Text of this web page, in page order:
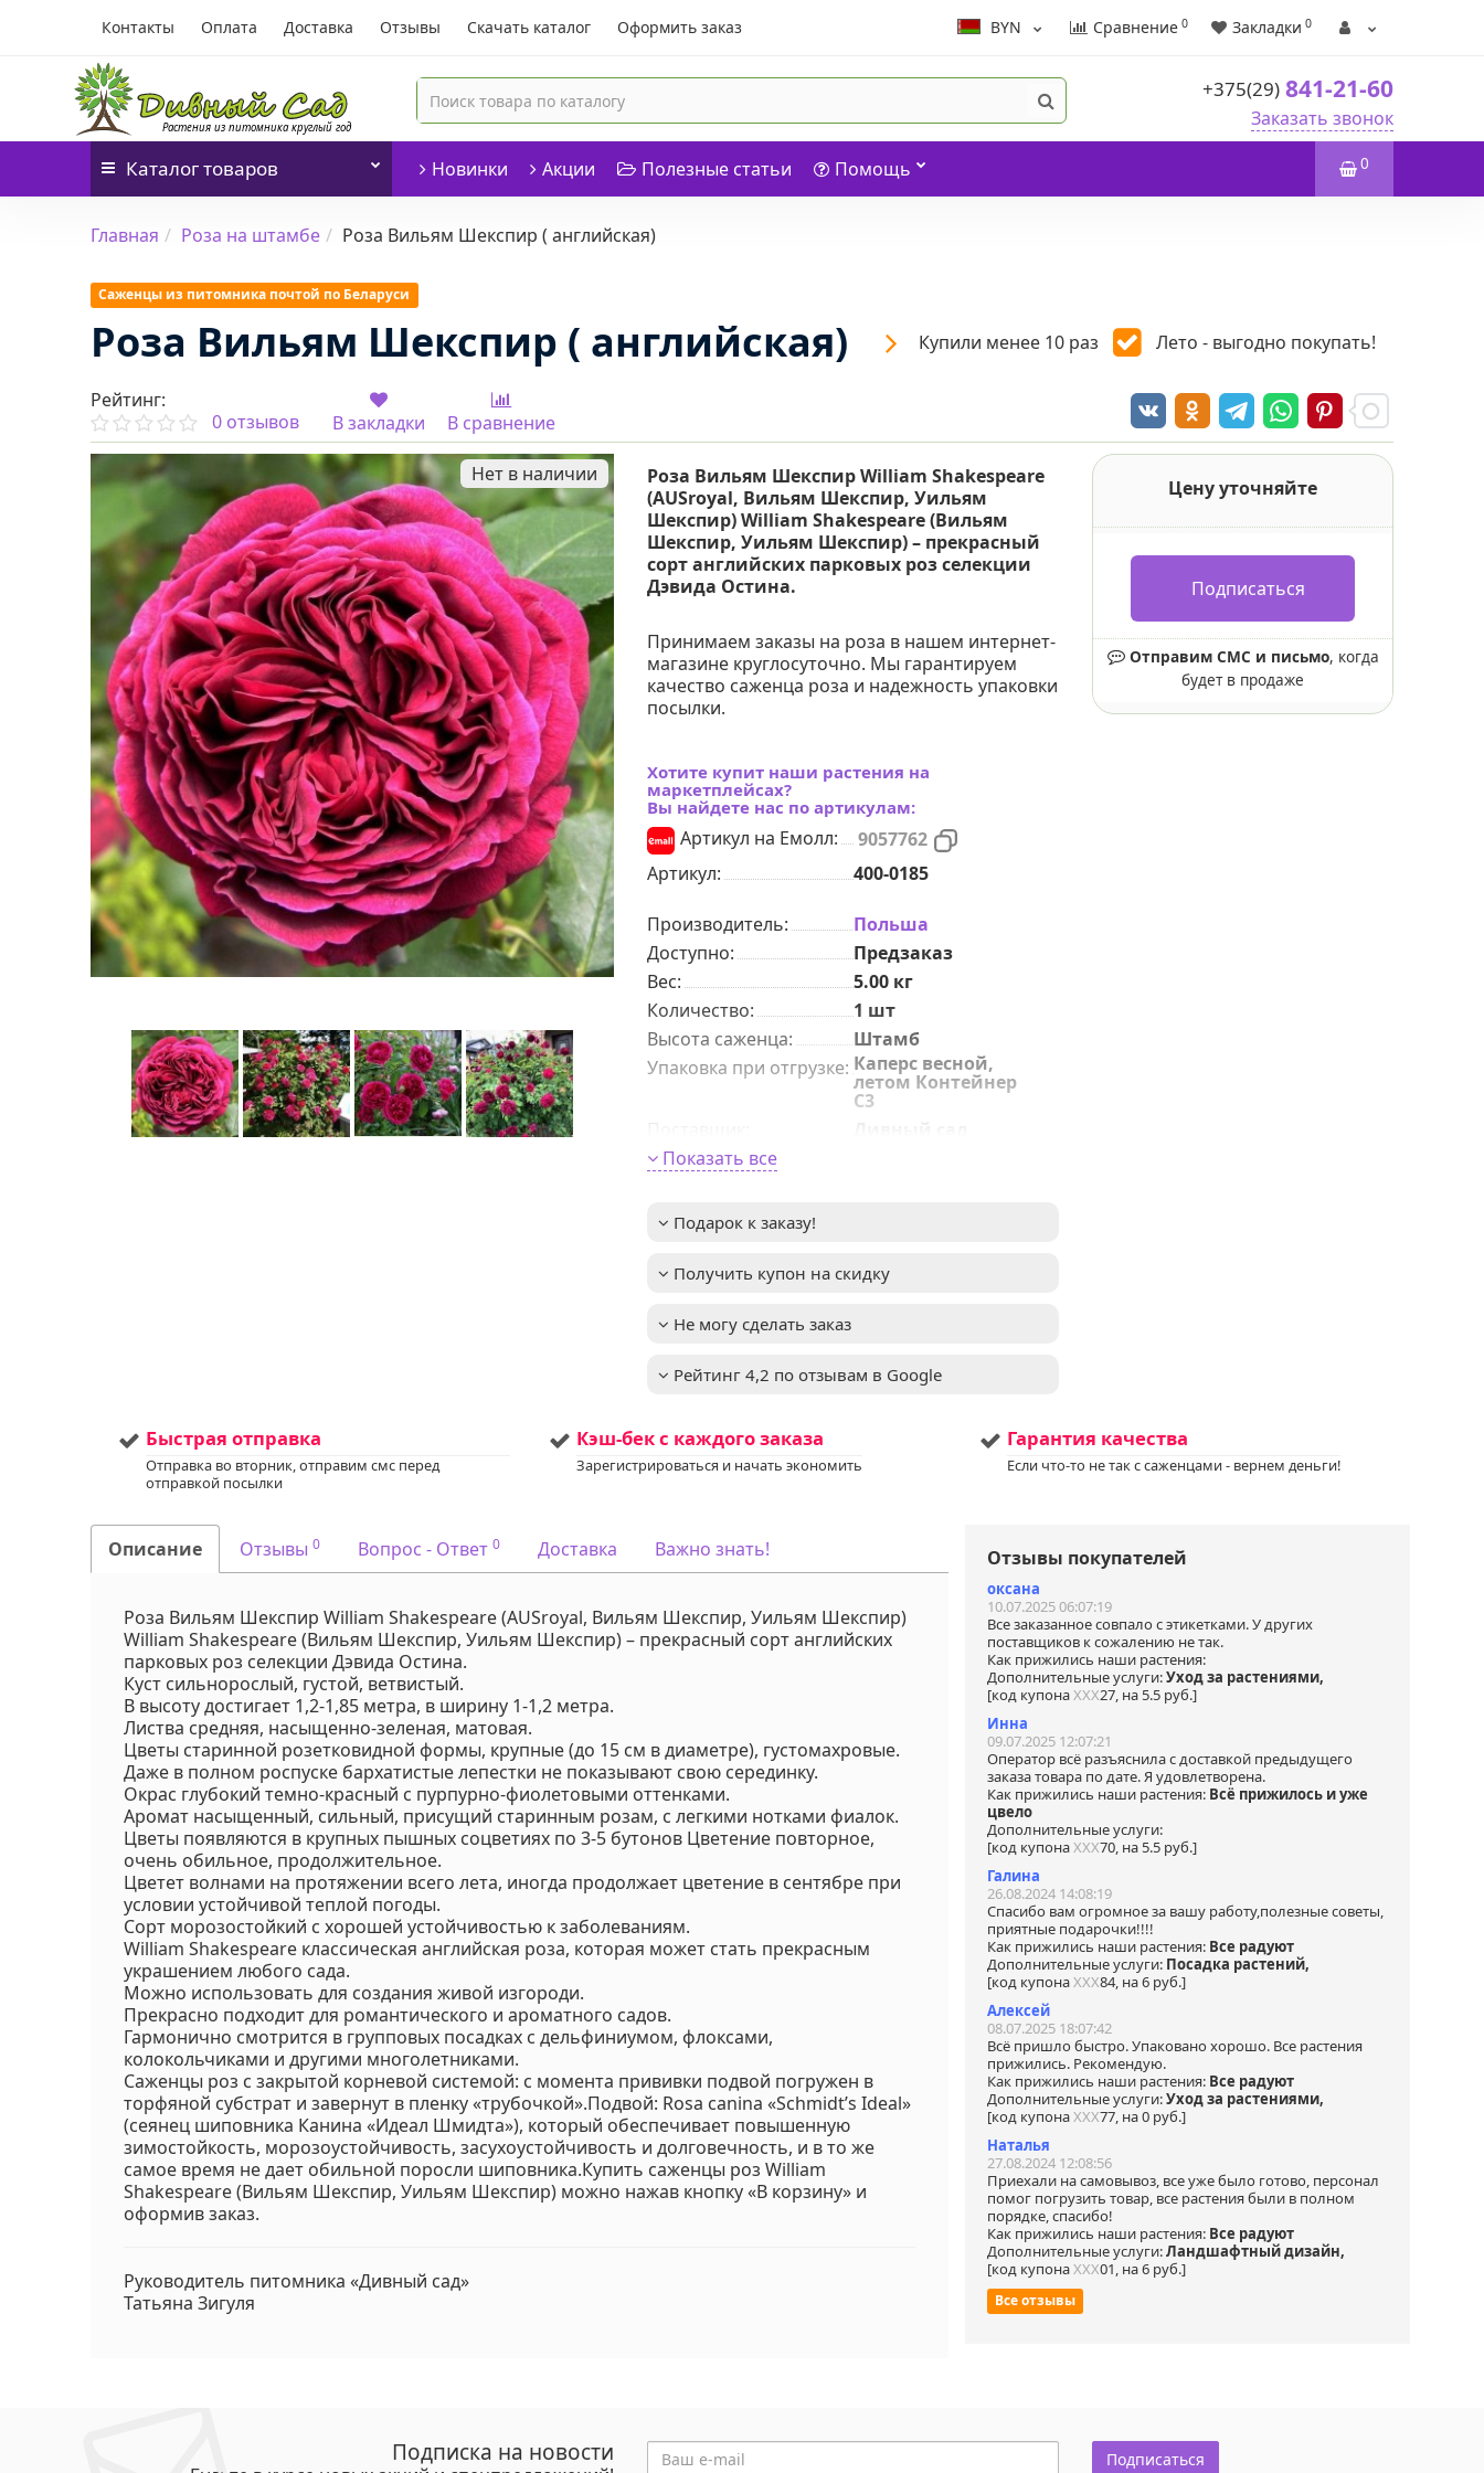
Контакты Оплата Доставка Отзывы Скачать каталог Оформить заказ BYN Сравнение 0 Закладки 0
+375(29)841-21-60
Заказать звонок
Каталогтоваров Новинки Акции Полезные статьи Помощь 0
Главная Роза на штамбе Роза Вильям Шекспир ( английская)
Саженцы из питомника почтой по Беларуси
Роза Вильям Шекспир ( английская) Купили менее 10 раз Лето - выгодно покупать!
Рейтинг:
0 отзывов
В закладки В сравнение
Нет в наличии
Роза Вильям Шекспир William Shakespeare
(AUSroyal, Вильям Шекспир, Уильям
Шекспир) William Shakespeare (Вильям
Шекспир, Уильям Шекспир) – прекрасный
сорт английских парковых роз селекции
Дэвида Остина.
Принимаем заказы на роза в нашем интернет-
магазине круглосуточно. Мы гарантируем
качество саженца роза и надежность упаковки
посылки.
Хотите купит наши растения на
маркетплейсах?
Вы найдете нас по артикулам:
Артикул на Емолл:
9057762
Артикул:
400-0185
Производитель:
Польша
Доступно:
Предзаказ
Вес:
5.00кг
Количeствo:
1 шт
Высота саженца:
Штамб
Упаковка при отгрузке: Каперс весной,
летом Контейнер
С3
Период цветения
растения
Важное описание :
Освещенность:
Солнце+полутень
Запись доступна.
Если у вас остались
свяжитесь с нами
для получения
дополнительной
Код на питомнике:
-
Показать все
Подарок к заказу!
Получить купон на скидку
Не могу сделать заказ
Рейтинг 4,2 по отзывам в Google
Цену уточняйте
Подписаться
Отправим СМС и письмо, когда
будет в продаже
Быстрая отправка
Отправка во вторник, отправим смс перед
отправкой посылки
Кэш-бек с каждого заказа
Зарегистрироваться и начать экономить
Гарантия качества
Если что-то не так с саженцами - вернем деньги!
Описание Отзывы0 Вопрос - Ответ0 Доставка Важно знать!
Роза Вильям Шекспир William Shakespeare (AUSroyal, Вильям Шекспир, Уильям Шекспир)
William Shakespeare (Вильям Шекспир, Уильям Шекспир) – прекрасный сорт английских
парковых роз селекции Дэвида Остина.
Куст сильнорослый, густой, ветвистый.
В высоту достигает 1,2-1,85 метра, в ширину 1-1,2 метра.
Листва средняя, насыщенно-зеленая, матовая.
Цветы старинной розетковидной формы, крупные (до 15 см в диаметре), густомахровые.
Даже в полном роспуске бархатистые лепестки не показывают свою серединку.
Окрас глубокий темно-красный с пурпурно-фиолетовыми оттенками.
Аромат насыщенный, сильный, присущий старинным розам, с легкими нотками фиалок.
Цветы появляются в крупных пышных соцветиях по 3-5 бутонов Цветение повторное,
очень обильное, продолжительное.
Цветет волнами на протяжении всего лета, иногда продолжает цветение в сентябре при
условии устойчивой теплой погоды.
Сорт морозостойкий с хорошей устойчивостью к заболеваниям.
William Shakespeare классическая английская роза, которая может стать прекрасным
украшением любого сада.
Можно использовать для создания живой изгороди.
Прекрасно подходит для романтического и ароматного садов.
Гармонично смотрится в групповых посадках с дельфиниумом, флоксами,
колокольчиками и другими многолетниками.
Саженцы роз с закрытой корневой системой: с момента прививки подвой погружен в
торфяной субстрат и завернут в пленку «трубочкой».Подвой: Rosa canina «Schmidt’s Ideal»
(сеянец шиповника Канина «Идеал Шмидта»), который обеспечивает повышенную
зимостойкость, морозоустойчивость, засухоустойчивость и долговечность, и в то же
самое время не дает обильной поросли шиповника.Купить саженцы роз William
Shakespeare (Вильям Шекспир, Уильям Шекспир) можно нажав кнопку «В корзину» и
оформив заказ.
Руководитель питомника «Дивный сад»
Татьяна Зигуля
Отзывы покупателей
оксана
10.07.2025 06:07:19
Все заказанное совпало с этикетками. У других
поставщиков к сожалению не так.
Как прижились наши растения:
Дополнительные услуги:Уход за растениями,
[код купонаХХХ27, на 5.5 руб.]
Инна
09.07.2025 12:07:21
Оператор всё разъяснила с доставкой предыдущего
заказа товара по дате. Я удовлетворена.
Как прижились наши растения: Всё прижилось и уже
цвело
Дополнительные услуги:
[код купонаХХХ70, на 5.5 руб.]
Галина
26.08.2024 14:08:19
Спасибо вам огромное за вашу работу,полезные советы,
приятные подарочки!!!!
Как прижились наши растения: Все радуют
Дополнительные услуги: Посадка растений,
[код купонаХХХ84, на 6 руб.]
Алексей
08.07.2025 18:07:42
Всё пришло быстро. Упаковано хорошо. Все растения
прижились. Рекомендую.
Как прижились наши растения: Все радуют
Дополнительные услуги:Уход за растениями,
[код купонаХХХ77, на 0 руб.]
Наталья
27.08.2024 12:08:56
Приехали на самовывоз, все уже было готово, персонал
помог погрузить товар, все растения были в полном
порядке, спасибо!
Как прижились наши растения: Все радуют
Дополнительные услуги:Ландшафтный дизайн,
[код купонаХХХ01, на 6 руб.]
Все отзывы
Подписка на новости Подписаться